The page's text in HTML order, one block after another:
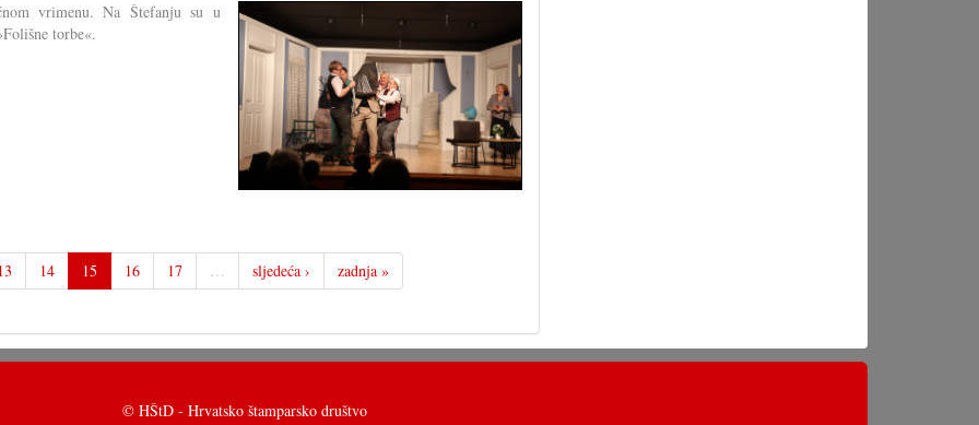
vrimenu. Na Štefanju su u
torbe«.
14 15 16 17 … sljedeća › zadnja »
© HŠtD - Hrvatsko štamparsko društvo